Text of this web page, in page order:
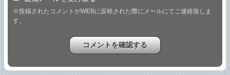
※投稿されたコメントがWEBに反映された際にメールにてご連絡致しま
す。